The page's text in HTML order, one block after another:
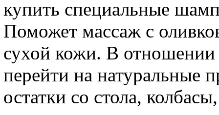
купить специальные
Поможет массаж с
сухой кожи. В отношении
перейти на натуральные
остатки со стола,